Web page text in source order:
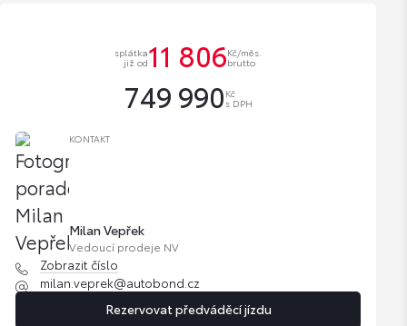
KONTAKT
Milan Vepřek
Vedoucí prodeje NV
Zobrazit číslo
milan.veprek@autobond.cz
Rezervovat předváděcí jízdu
splátka
již od11 806Kč/měs.
brutto
749 990 Kč
s DPH